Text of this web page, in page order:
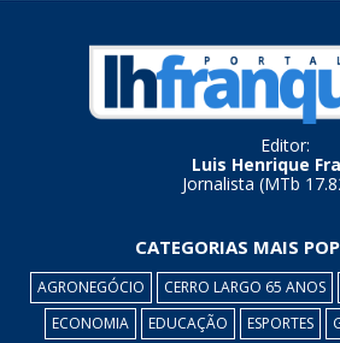
Editor:
Luis Henrique
Jornalista (MTb
CATEGORIAS MAIS
AGRONEGÓCIO CERRO LARGO 65 ANOS
ECONOMIA
EDUCAÇÃO ESPORTES